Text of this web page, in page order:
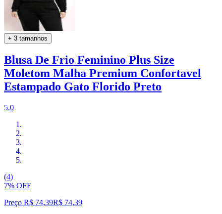
+ 3 tamanhos
Blusa De Frio Feminino Plus Size
Moletom Malha Premium Confortavel
Estampado Gato Florido Preto
5.0
(4)
7% OFF
Preço R$ 74,39R$ 74,39